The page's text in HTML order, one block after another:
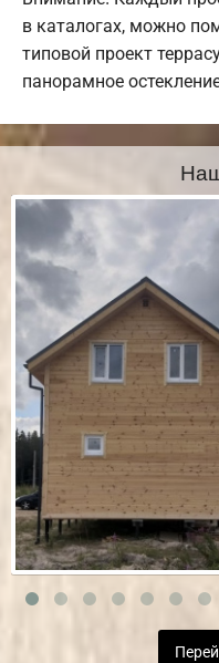
в каталогах, можно
типовой проект
панорамное